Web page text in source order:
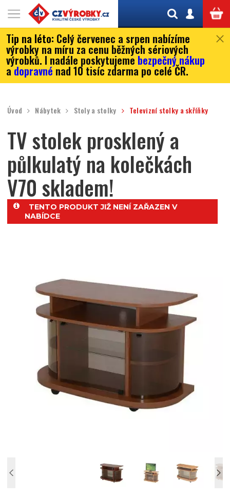
Tip na léto: Celý červenec a srpen nabízíme
výrobky na míru za cenu běžných sériových
výrobků. I nadále poskytujeme bezpečný nákup
adopravné nad 10 tisíc zdarma po celé ČR.
Úvod Nábytek Stoly a stolky Televizní stolky a skříňky
TV stolek prosklený a
půlkulatý na kolečkách
V70 skladem!
TENTO PRODUKT JIŽ NENÍ ZAŘAZEN V
NABÍDCE